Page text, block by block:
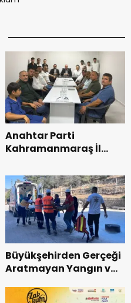
Anahtar Parti
Kahramanmaraş İl
Teşkilatı ile buluştu.
Büyükşehirden Gerçeği
Aratmayan Yangın ve